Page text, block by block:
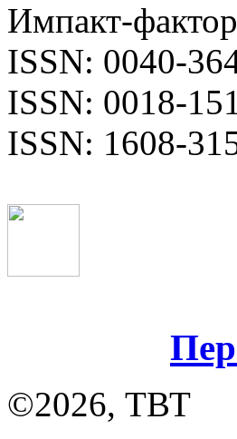
Импакт-
ISSN: 0040-
ISSN: 0018-
ISSN: 1608-
©2026, ТВТ